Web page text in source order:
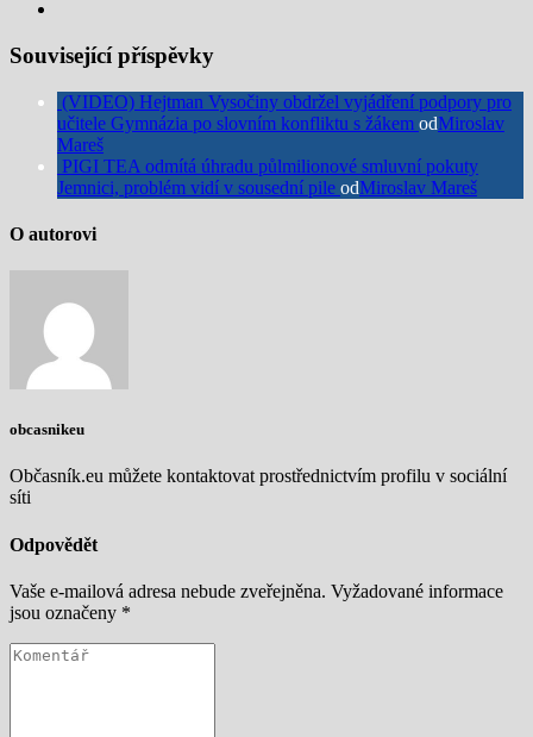
Související příspěvky
(VIDEO) Hejtman Vysočiny obdržel vyjádření podpory pro
učitele Gymnázia po slovním konfliktu s žákem odMiroslav
Mareš
PIGI TEA odmítá úhradu půlmilionové smluvní pokuty
Jemnici, problém vidí v sousední pile odMiroslav Mareš
O autorovi
obcasnikeu
Občasník.eu můžete kontaktovat prostřednictvím profilu v sociální
síti
Odpovědět
Vaše e-mailová adresa nebude zveřejněna. Vyžadované informace
jsou označeny *